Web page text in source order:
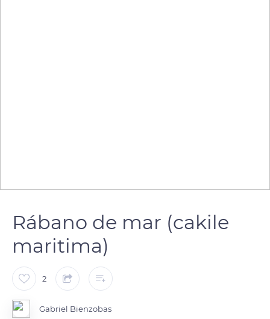
Rábano de mar (cakile
maritima)
2
Gabriel Bienzobas